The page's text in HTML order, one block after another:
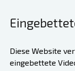
Diese Website
eingebettete